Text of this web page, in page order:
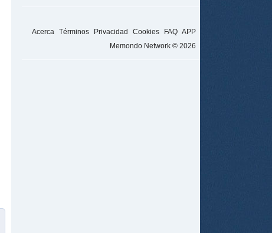
Acerca Términos Privacidad Cookies FAQ APP
Memondo Network © 2026